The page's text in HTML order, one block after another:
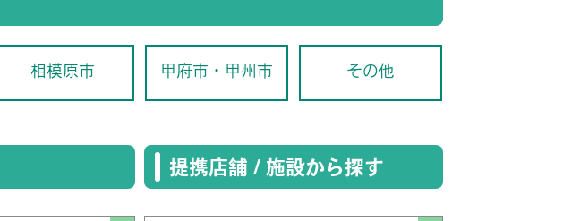
相模原市 甲府市・甲州市 その他
提携店舗 / 施設から探す